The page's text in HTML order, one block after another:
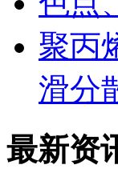
聚丙
滑分
最新资